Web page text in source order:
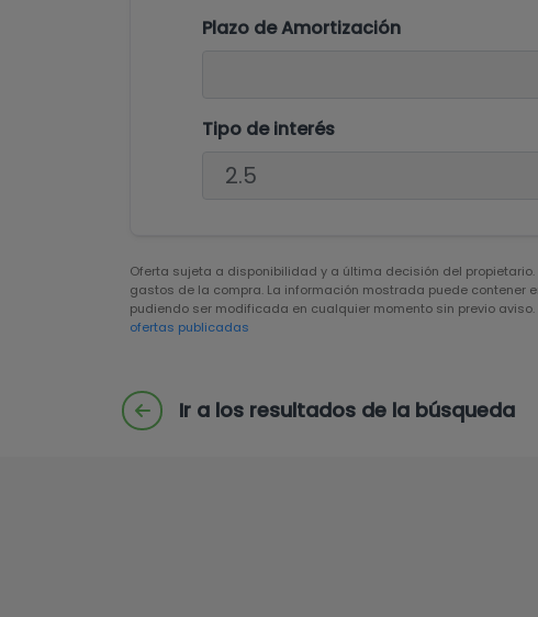
Plazo de Amortización
Tipo de interés
Oferta sujeta a disponibilidad y a última decisión del
gastos de la compra. La información mostrada puede contener
pudiendo ser modificada en cualquier momento sin previo aviso.
ofertas publicadas
Ir a los resultados de la búsqueda